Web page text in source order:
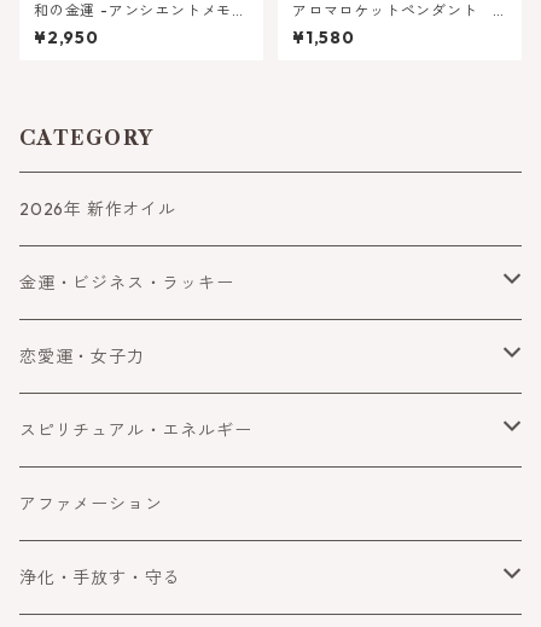
和の金運 -アンシエントメモリ
ーオイル | 潤沢した富とお金 |
ロングセラー大人気商品
¥2,950
アロマロケットペンダント
６つのパワーストーンとチェ
ーン付
¥1,580
CATEGORY
2026年 新作オイル
金運・ビジネス・ラッキー
金運
ビジネス
ラッキー・望みを叶える
成功
恋愛運・女子力
恋愛運
女子力アップ
スピリチュアル・エネルギー
スピリチュアル
エネルギー
アファメーション
浄化・手放す・守る